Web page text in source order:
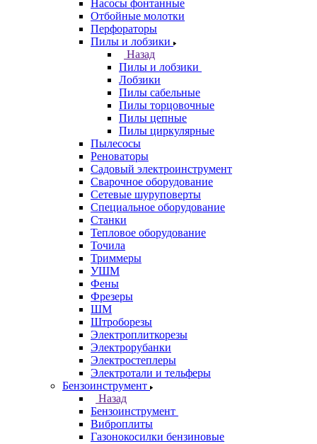
Насосы фонтанные
Отбойные молотки
Перфораторы
Пилы и лобзики
Назад
Пилы и лобзики
Лобзики
Пилы сабельные
Пилы торцовочные
Пилы цепные
Пилы циркулярные
Пылесосы
Реноваторы
Садовый электроинструмент
Сварочное оборудование
Сетевые шуруповерты
Специальное оборудование
Станки
Тепловое оборудование
Точила
Триммеры
УШМ
Фены
Фрезеры
ШМ
Штроборезы
Электроплиткорезы
Электрорубанки
Электростеплеры
Электротали и тельферы
Бензоинструмент
Назад
Бензоинструмент
Виброплиты
Газонокосилки бензиновые